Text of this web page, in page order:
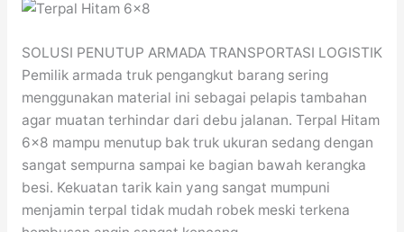
SOLUSI PENUTUP ARMADA TRANSPORTASI LOGISTIK
Pemilik armada truk pengangkut barang sering
menggunakan material ini sebagai pelapis tambahan
agar muatan terhindar dari debu jalanan. Terpal Hitam
6×8 mampu menutup bak truk ukuran sedang dengan
sangat sempurna sampai ke bagian bawah kerangka
besi. Kekuatan tarik kain yang sangat mumpuni
menjamin terpal tidak mudah robek meski terkena